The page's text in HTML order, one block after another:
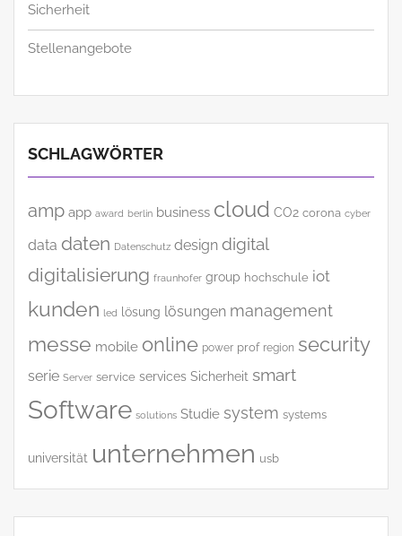
Sicherheit
Stellenangebote
SCHLAGWÖRTER
amp app award berlin business cloud CO2 corona cyber
data daten Datenschutz design digital
digitalisierung fraunhofer group hochschule iot
kunden led lösung lösungen management
messe mobile online power prof region security
serie Server service services Sicherheit smart
Software solutions Studie system systems
universität unternehmen usb